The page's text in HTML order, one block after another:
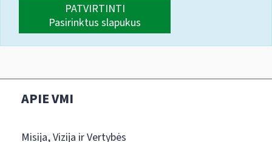
PATVIRTINTI
Pasirinktus slapukus
APIE VMI
Misija, Vizija ir Vertybės